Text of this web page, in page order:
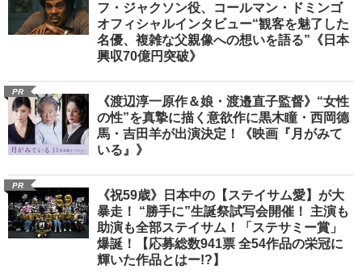
フ・ジャクソン役、コールマン・ドミンゴ
オフィシャルインタビュー“観客を魅了した
名優、複雑な父親像への想いを語る”《日本
興収70億円突破》
PR
《渡辺淳一原作＆娘・渡邉直子監督》“女性
の性”を真摯に描く意欲作に黒木瞳・西岡德
馬・吉田羊が出演決定！《映画『月がみて
いる』》
PR
《祝59歳》日本中の【ステイサム愛】が大
暴走！ “勝手に”生誕祭試写会開催！ 主演も
助演も全部ステイサム！「ステサミー賞」
爆誕！【応募総数941票 全54作品の栄冠に
輝いた作品とはー!?】